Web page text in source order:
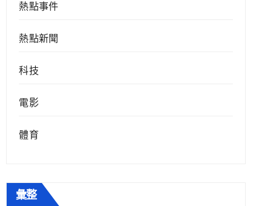
熱點事件
熱點新聞
科技
電影
體育
彙整